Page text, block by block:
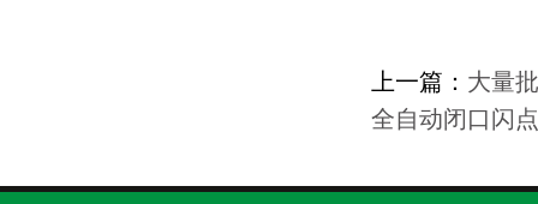
上一篇： 大量
全自动闭口闪